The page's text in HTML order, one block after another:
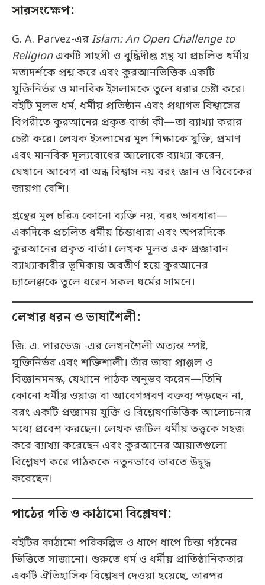
সারসংক্ষেপ:
G. A. Parvez-এর Islam: An Open Challenge to
Religionএকটি সাহসী ও বুদ্ধিদীপ্ত গ্রন্থ যা প্রচলিত ধর্মীয়
মতাদর্শকে প্রশ্ন করে এবং কুরআনভিত্তিক একটি
যুক্তিনির্ভর ও মানবিক ইসলামকে তুলে ধরার চেষ্টা করে।
বইটি মূলত ধর্ম, ধর্মীয় প্রতিষ্ঠান এবং প্রথাগত বিশ্বাসের
বিপরীতে কুরআনের প্রকৃত বার্তা কী—তা ব্যাখ্যা করার
চেষ্টা করে। লেখক ইসলামের মূল শিক্ষাকে যুক্তি, প্রমাণ
এবং মানবিক মূল্যবোধের আলোকে ব্যাখ্যা করেন,
যেখানে আবেগ বা অন্ধ বিশ্বাস নয় বরং জ্ঞান ও বিবেকের
জায়গা বেশি।
গ্রন্থের মূল চরিত্র কোনো ব্যক্তি নয়, বরং ভাবধারা—
একদিকে প্রচলিত ধর্মীয় চিন্তাধারা এবং অপরদিকে
কুরআনের প্রকৃত বার্তা। লেখক মূলত এক প্রজ্ঞাবান
ব্যাখ্যাকারীর ভূমিকায় অবতীর্ণ হয়ে কুরআনের
চ্যালেঞ্জকে তুলে ধরেন সকল ধর্মের সামনে।
লেখার ধরন ও ভাষাশৈলী:
জি. এ. পারভেজ -এর লেখনশৈলী অত্যন্ত স্পষ্ট,
যুক্তিনির্ভর এবং শক্তিশালী। তাঁর ভাষা প্রাঞ্জল ও
বিজ্ঞানমনস্ক, যেখানে পাঠক অনুভব করেন—তিনি
কোনো ধর্মীয় ওয়াজ বা আবেগপ্রবণ বক্তব্য পড়ছেন না,
বরং একটি প্রজ্ঞাময় যুক্তি ও বিশ্লেষণভিত্তিক আলোচনার
মধ্যে প্রবেশ করছেন। লেখক জটিল ধর্মীয় তত্ত্বকে সহজ
করে ব্যাখ্যা করেছেন এবং কুরআনের আয়াতগুলো
বিশ্লেষণ করে পাঠককে নতুনভাবে ভাবতে উদ্বুদ্ধ
করেছেন।
পাঠের গতি ও কাঠামো বিশ্লেষণ:
বইটির কাঠামো পরিকল্পিত ও ধাপে ধাপে চিন্তা গঠনের
ভিত্তিতে সাজানো। শুরুতে ধর্ম ও ধর্মীয় প্রাতিষ্ঠানিকতার
একটি ঐতিহাসিক বিশ্লেষণ দেওয়া হয়েছে, তারপর